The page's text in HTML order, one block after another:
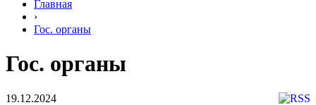
Главная
›
Гос. органы
Гос. органы
19.12.2024